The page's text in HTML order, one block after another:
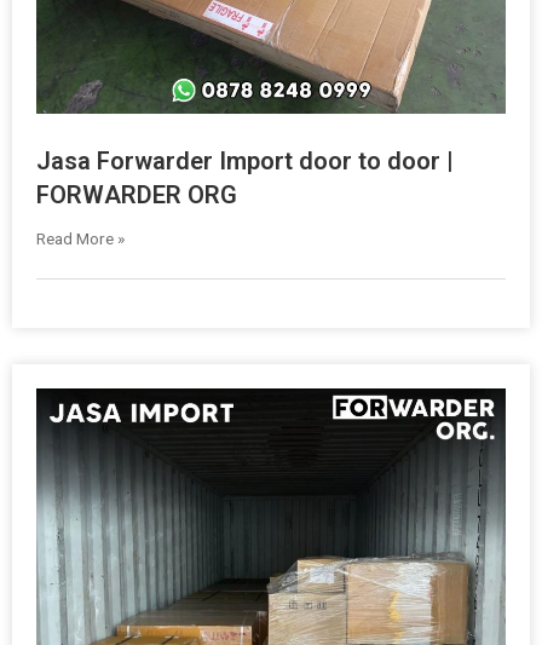
Jasa Forwarder Import door to door |
FORWARDER ORG
Read More »